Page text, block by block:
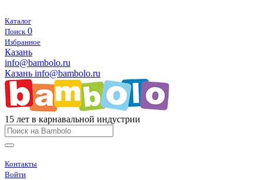
Каталог
Поиск 0
Избранное
Казань
info@bambolo.ru
Казань info@bambolo.ru
15 лет в карнавальной индустрии
Контакты
Войти